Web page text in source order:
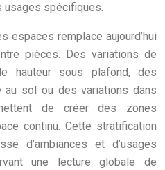
usages spécifiques.
espaces remplace aujourd’hui
pièces. Des variations de
hauteur sous plafond, des
au sol ou des variations dans
de créer des zones
continu. Cette stratification
d’ambiances et d’usages
une lecture globale de